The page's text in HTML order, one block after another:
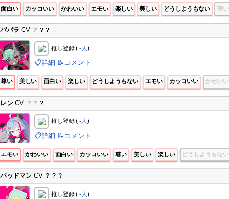
面白い カッコいい かわいい エモい 楽しい 美しい どうしようもない 尊い
パパラ CV ？？？
推し登録 ( -人)
📋詳細 📝コメント
尊い 美しい 面白い 楽しい どうしようもない エモい カッコいい かわいい
レンCV ？？？
推し登録 ( -人)
📋詳細 📝コメント
エモい かわいい 面白い カッコいい 尊い 美しい 楽しい どうしようもない
パッドマンCV ？？？
推し登録 ( -人 )